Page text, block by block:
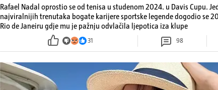
Rafael Nadal oprostio se od tenisa u studenom 2024. u Davis Cupu.
najviralnijih trenutaka bogate karijere sportske legende dogodio se
Rio de Janeiru gdje mu je pažnju odvlačila ljepotica iza klupe
31 98